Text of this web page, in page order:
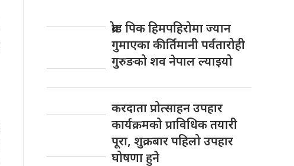
ब्रोड पिक हिमपहिरोमा ज्यान
गुमाएका कीर्तिमानी पर्वतारोही
गुरुङको शव नेपाल ल्याइयो
करदाता प्रोत्साहन उपहार
कार्यक्रमको प्राविधिक तयारी
पूरा, शुक्रबार पहिलो उपहार
घोषणा हुने